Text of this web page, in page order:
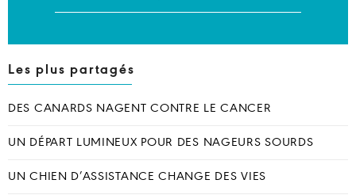
Les plus partagés
DES CANARDS NAGENT CONTRE LE CANCER
UN DÉPART LUMINEUX POUR DES NAGEURS SOURDS
UN CHIEN D’ASSISTANCE CHANGE DES VIES